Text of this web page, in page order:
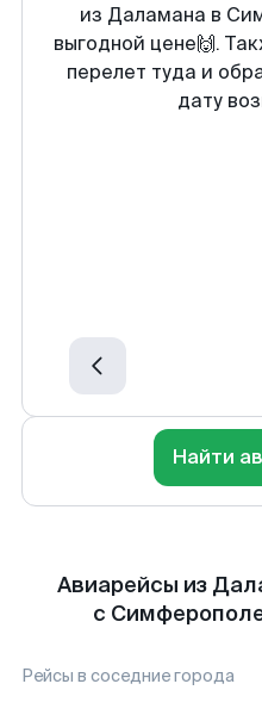
из Даламана в
выгодной цене🙌.
перелет туда и
дату
Найти
Авиарейсы из
с
Рейсы в соседние города